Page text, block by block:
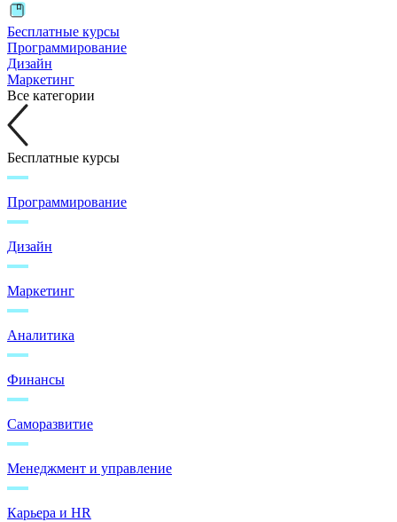
Бесплатные курсы
Программирование
Дизайн
Маркетинг
Все категории
Бесплатные курсы
Программирование
Дизайн
Маркетинг
Аналитика
Финансы
Саморазвитие
Менеджмент и управление
Карьера и HR